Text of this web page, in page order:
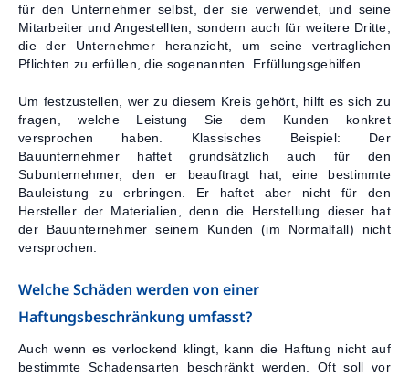
für den Unternehmer selbst, der sie verwendet, und seine
Mitarbeiter und Angestellten, sondern auch für weitere Dritte,
die der Unternehmer heranzieht, um seine vertraglichen
Pflichten zu erfüllen, die sogenannten. Erfüllungsgehilfen.
Um festzustellen, wer zu diesem Kreis gehört, hilft es sich zu
fragen, welche Leistung Sie dem Kunden konkret
versprochen haben. Klassisches Beispiel: Der
Bauunternehmer haftet grundsätzlich auch für den
Subunternehmer, den er beauftragt hat, eine bestimmte
Bauleistung zu erbringen. Er haftet aber nicht für den
Hersteller der Materialien, denn die Herstellung dieser hat
der Bauunternehmer seinem Kunden (im Normalfall) nicht
versprochen.
Welche Schäden werden von einer
Haftungsbeschränkung umfasst?
Auch wenn es verlockend klingt, kann die Haftung nicht auf
bestimmte Schadensarten beschränkt werden. Oft soll vor